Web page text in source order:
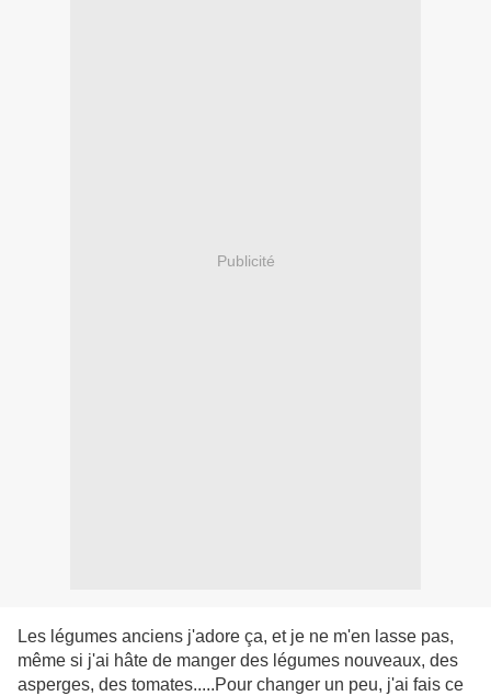
Publicité
Les légumes anciens j'adore ça, et je ne m'en lasse pas,
même si j'ai hâte de manger des légumes nouveaux, des
asperges, des tomates.....Pour changer un peu, j'ai fais ce